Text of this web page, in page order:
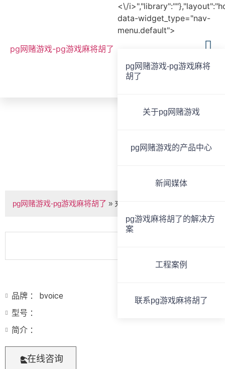
pg网赌游戏-pg游戏麻将胡了
<\/
data-widget_type="nav-
menu.default">
pg网赌游戏-pg游戏麻将
胡了
关于pg网赌游戏
pg网赌游戏的产品中心
新闻媒体
pg游戏麻将胡了的解决方
案
工程案例
联系pg游戏麻将胡了
pg网赌游戏-pg游戏麻将胡了 » 充电箱
品牌 ： bvoice
型号 ：
简介 ：
在线咨询